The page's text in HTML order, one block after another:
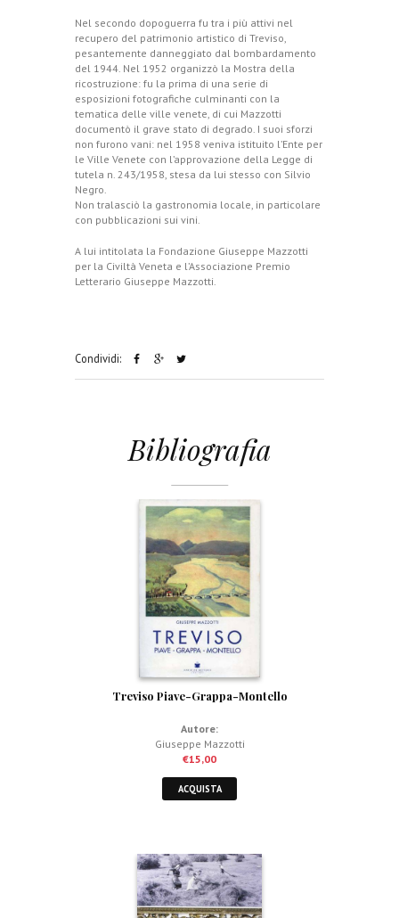
Nel secondo dopoguerra fu tra i più attivi nel
recupero del patrimonio artistico di Treviso,
pesantemente danneggiato dal bombardamento
del 1944. Nel 1952 organizzò la Mostra della
ricostruzione: fu la prima di una serie di
esposizioni fotografiche culminanti con la
tematica delle ville venete, di cui Mazzotti
documentò il grave stato di degrado. I suoi sforzi
non furono vani: nel 1958 veniva istituito l’Ente per
le Ville Venete con l’approvazione della Legge di
tutela n. 243/1958, stesa da lui stesso con Silvio
Negro.
Non tralasciò la gastronomia locale, in particolare
con pubblicazioni sui vini.
A lui intitolata la Fondazione Giuseppe Mazzotti
per la Civiltà Veneta e l’Associazione Premio
Letterario Giuseppe Mazzotti.
Condividi:
Bibliografia
Treviso Piave-Grappa-Montello
Autore:
Giuseppe Mazzotti
€15,00
ACQUISTA